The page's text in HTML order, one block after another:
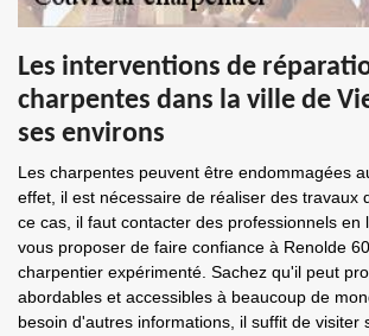
Les interventions de
charpentes dans la ville de
ses environs
Les charpentes peuvent être endommagées
effet, il est nécessaire de réaliser des travaux
ce cas, il faut contacter des professionnels en
vous proposer de faire confiance à Renolde
charpentier expérimenté. Sachez qu'il peut
abordables et accessibles à beaucoup de
besoin d'autres informations, il suffit de visiter